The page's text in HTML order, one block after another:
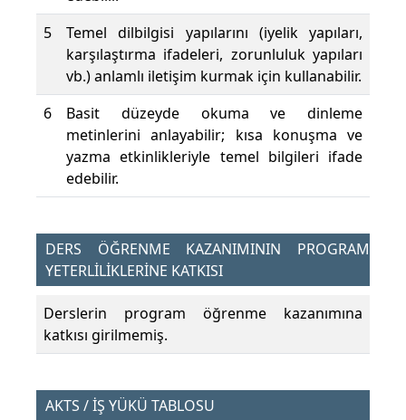
5
Temel dilbilgisi yapılarını (iyelik yapıları,
karşılaştırma ifadeleri, zorunluluk yapıları
vb.) anlamlı iletişim kurmak için kullanabilir.
6
Basit düzeyde okuma ve dinleme
metinlerini anlayabilir; kısa konuşma ve
yazma etkinlikleriyle temel bilgileri ifade
edebilir.
DERS ÖĞRENME KAZANIMININ PROGRAM
YETERLİLİKLERİNE KATKISI
Derslerin program öğrenme kazanımına
katkısı girilmemiş.
AKTS / İŞ YÜKÜ TABLOSU